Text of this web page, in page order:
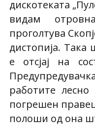
дискотеката
видам
проголтува
дистопија. Така
е отсјај на
работите
погрешен
полоши од она